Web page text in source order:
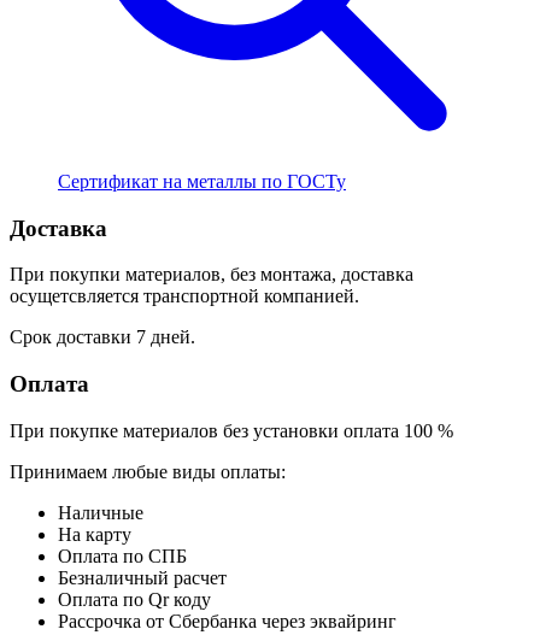
Сертификат на металлы по ГОСТу
Доставка
При покупки материалов, без монтажа, доставка
осущетсвляется транспортной компанией.
Срок доставки 7 дней.
Оплата
При покупке материалов без установки оплата 100 %
Принимаем любые виды оплаты:
Наличные
На карту
Оплата по СПБ
Безналичный расчет
Оплата по Qr коду
Рассрочка от Сбербанка через эквайринг